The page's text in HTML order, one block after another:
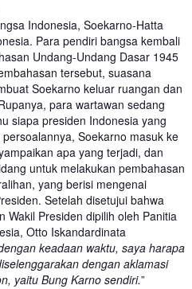
Indonesia, Soekarno-Hatta
Para pendiri bangsa kembali
Undang-Undang Dasar 1945
tersebut, suasana
Soekarno keluar ruangan dan
para wartawan sedang
siapa presiden Indonesia yang
Soekarno masuk ke
apa yang terjadi, dan
untuk melakukan pembahasan
yang berisi mengenai
Setelah disetujui bahwa
Wakil Presiden dipilih oleh Panitia
Otto Iskandardinata
keadaan waktu, saya harapa
dengan aklamasi
yaitu Bung Karno sendiri.”